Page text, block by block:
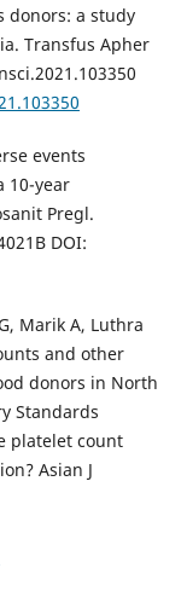
donors: a study
Transfus Apher
events
10-year
Pregl.
DOI:
Marik A, Luthra
and other
donors in North
Standards
platelet count
Asian J